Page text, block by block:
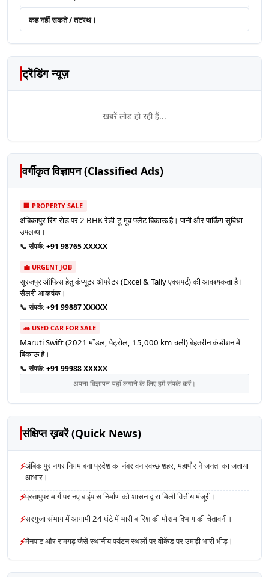
कह नहीं सकते / तटस्थ।
ट्रेंडिंग न्यूज़
खबरें लोड हो रही हैं...
वर्गीकृत विज्ञापन (Classified Ads)
🏢 PROPERTY SALE
अंबिकापुर रिंग रोड पर 2 BHK रेडी-टू-मूव फ्लैट बिकाऊ है। पानी और पार्किंग सुविधा
उपलब्ध।
📞 संपर्क:+91 98765 XXXXX
💼 URGENT JOB
सूरजपुर ऑफिस हेतु कंप्यूटर ऑपरेटर (Excel & Tally एक्सपर्ट) की आवश्यकता है।
सैलरी आकर्षक।
📞 संपर्क:+91 99887 XXXXX
🚗 USED CAR FOR SALE
Maruti Swift (2021 मॉडल, पेट्रोल, 15,000 km चली) बेहतरीन कंडीशन में
बिकाऊ है।
📞 संपर्क:+91 99988 XXXXX
अपना विज्ञापन यहाँ लगाने के लिए हमें संपर्क करें।
संक्षिप्त ख़बरें (Quick News)
⚡अंबिकापुर नगर निगम बना प्रदेश का नंबर वन स्वच्छ शहर, महापौर ने जनता का जताया
आभार।
⚡प्रतापुपर मार्ग पर नए बाईपास निर्माण को शासन द्वारा मिली वित्तीय मंजूरी।
⚡सरगुजा संभाग में आगामी 24 घंटे में भारी बारिश की मौसम विभाग की चेतावनी।
⚡मैनपाट और रामगढ़ जैसे स्थानीय पर्यटन स्थलों पर वीकेंड पर उमड़ी भारी भीड़।